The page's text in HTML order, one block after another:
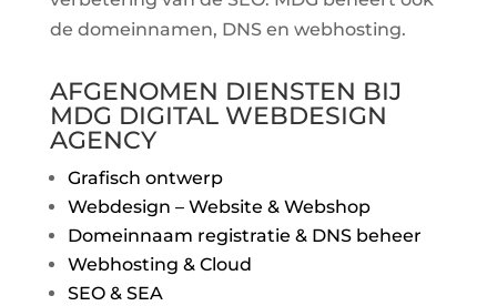
de domeinnamen, DNS en webhosting.
AFGENOMEN DIENSTEN BIJ
MDG DIGITAL WEBDESIGN
AGENCY
Grafisch ontwerp
Webdesign – Website & Webshop
Domeinnaam registratie & DNS beheer
Webhosting & Cloud
SEO & SEA